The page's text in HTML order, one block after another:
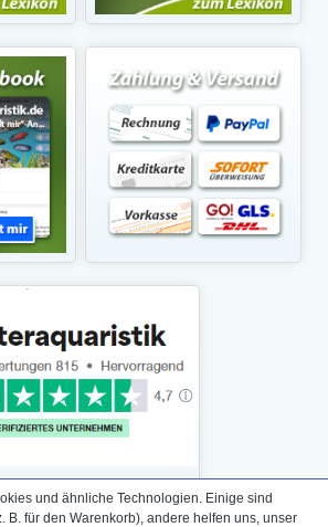
und ähnliche Technologien. Einige sind
B. für den Warenkorb), andere helfen uns, unser